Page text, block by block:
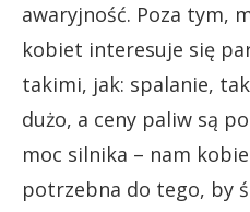
awaryjność. Poza tym,
kobiet interesuje się
takimi, jak: spalanie,
dużo, a ceny paliw są
moc silnika – nam
potrzebna do tego, by